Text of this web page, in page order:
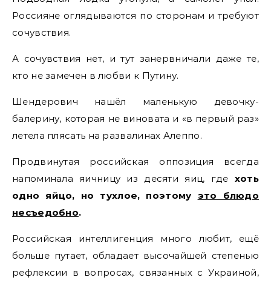
Россияне оглядываются по сторонам и требуют
сочувствия.
А сочувствия нет, и тут занервничали даже те,
кто не замечен в любви к Путину.
Шендерович нашёл маленькую девочку-
балерину, которая не виновата и «в первый раз»
летела плясать на развалинах Алеппо.
Продвинутая российская оппозиция всегда
напоминала яичницу из десяти яиц, где хоть
одно яйцо, но тухлое, поэтому это блюдо
несъедобно.
Российская интеллигенция много любит, ещё
больше путает, обладает высочайшей степенью
рефлексии в вопросах, связанных с Украиной,